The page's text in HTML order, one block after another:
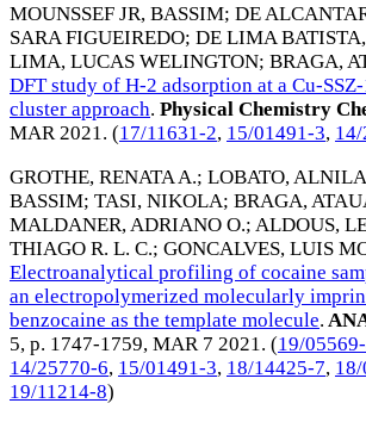
MOUNSSEF JR, BASSIM; DE
SARA FIGUEIREDO; DE LIMA
LIMA, LUCAS WELINGTON; BRAGA,
DFT study of H-2 adsorption at a Cu-
cluster approach. Physical Chemistry
MAR 2021. (17/11631-2, 15/01491-3,
GROTHE, RENATA A.; LOBATO,
BASSIM; TASI, NIKOLA; BRAGA,
MALDANER, ADRIANO O.; ALDOUS,
THIAGO R. L. C.; GONCALVES, LUIS
Electroanalytical profiling of cocaine
an electropolymerized molecularly
benzocaine as the template molecule.
5, p. 1747-1759, MAR 7 2021 . (19/
14/25770-6, 15/01491-3, 18/14425-7,
19/11214-8)